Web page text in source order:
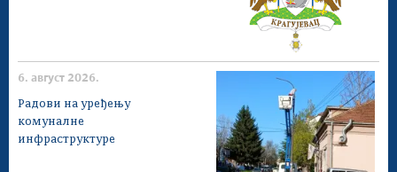
6. август 2026.
Радови на уређењу
комуналне
инфраструктуре